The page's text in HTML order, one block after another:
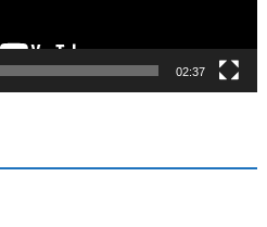
02:37